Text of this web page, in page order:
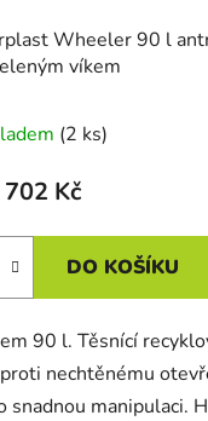
Wheeler 90 l
víkem
(2 ks)
702 Kč
DO KOŠÍKU
90 l. Těsnící
nechtěnému
snadnou manipulaci.